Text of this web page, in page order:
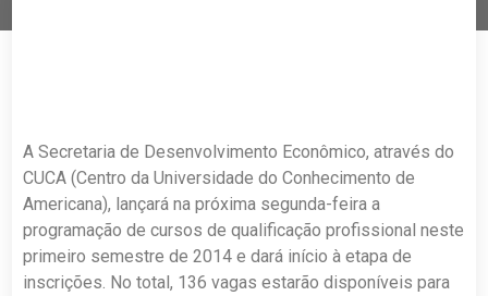
A Secretaria de Desenvolvimento Econômico, através do
CUCA (Centro da Universidade do Conhecimento de
Americana), lançará na próxima segunda-feira a
programação de cursos de qualificação profissional neste
primeiro semestre de 2014 e dará início à etapa de
inscrições. No total, 136 vagas estarão disponíveis para